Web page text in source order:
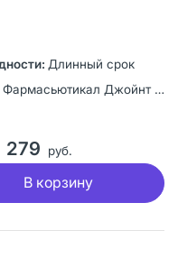
Длинный срок
Данафа Фармасьютикал Джойнт Сток Компани, Вьетнам
279 руб.
В корзину